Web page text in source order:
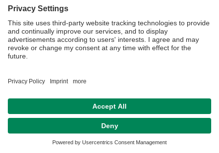
Verantwortlich für die Redaktion:Hendrik Rupertus
Datenschutz / Disclaimer Impressum